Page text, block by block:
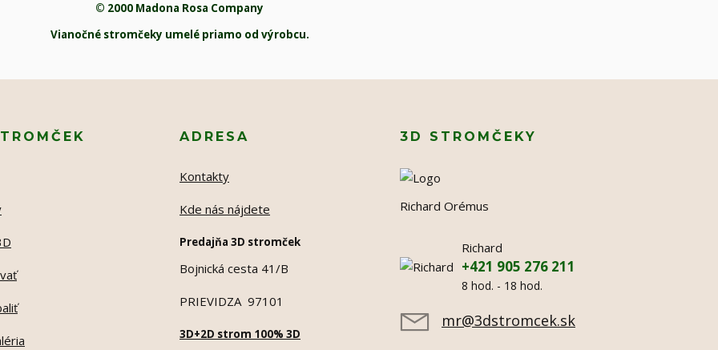
© 2000 Madona Rosa Company
Vianočné stromčeky umelé priamo od výrobcu.
ADRESA
Kontakty
Kde nás nájdete
Predajňa 3D stromček
Bojnická cesta 41/B
PRIEVIDZA 97101
3D+2D strom 100% 3D
3D STROMČEKY
Richard Orémus
Richard
+421 905 276 211
8 hod. - 18 hod.
mr@3dstromcek.sk